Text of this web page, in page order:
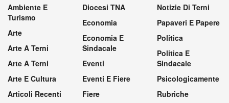
Ambiente E
Turismo
Arte
Arte A Terni
Arte A Terni
Arte E Cultura
Articoli Recenti
Diocesi TNA
Economia
Economia E
Sindacale
Eventi
Eventi E Fiere
Fiere
Notizie Di Terni
Papaveri E Papere
Politica
Politica E
Sindacale
Psicologicamente
Rubriche